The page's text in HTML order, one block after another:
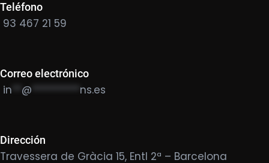
Teléfono
93 467 21 59
Correo electrónico
in @ ********** ns.es
Dirección
Travessera de Gràcia 15, Entl 2ª – Barcelona